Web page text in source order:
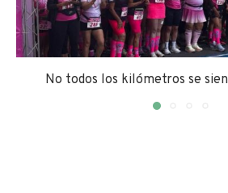
No todos los kilómetros se